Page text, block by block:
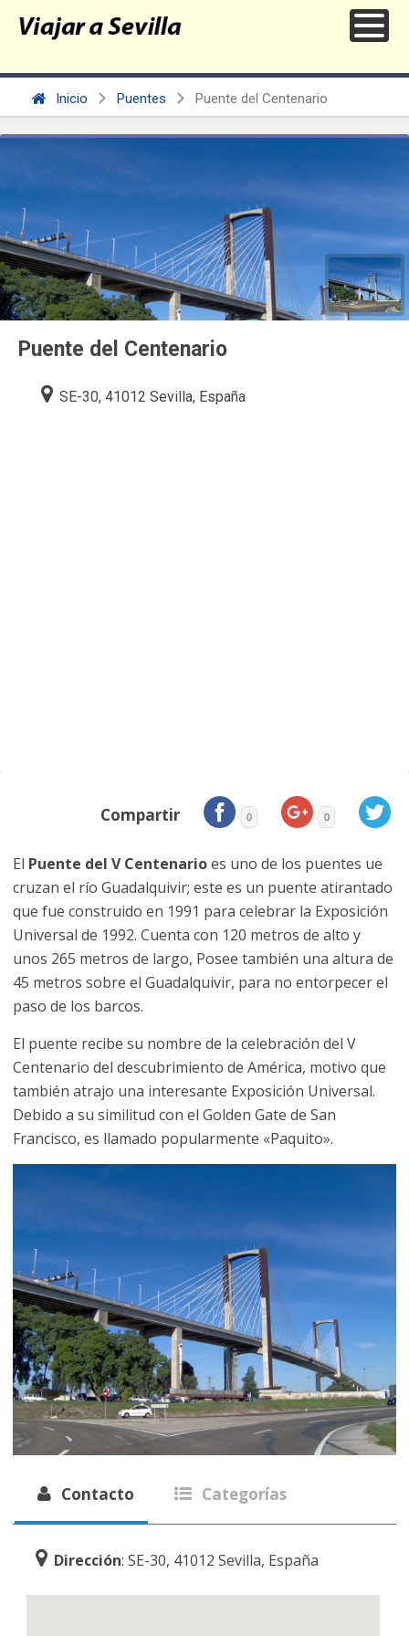
Inicio Puentes Puente del Centenario
Puente del Centenario
SE-30, 41012 Sevilla, España
Compartir 0 0
El Puente del V Centenarioes uno de los puentes ue
cruzan el río Guadalquivir; este es un puente atirantado
que fue construido en 1991 para celebrar la Exposición
Universal de 1992. Cuenta con 120 metros de alto y
unos 265 metros de largo, Posee también una altura de
45 metros sobre el Guadalquivir, para no entorpecer el
paso de los barcos.
El puente recibe su nombre de la celebración del V
Centenario del descubrimiento de América, motivo que
también atrajo una interesante Exposición Universal.
Debido a su similitud con el Golden Gate de San
Francisco, es llamado popularmente «Paquito».
Contacto Categorías
Dirección: SE-30, 41012 Sevilla, España